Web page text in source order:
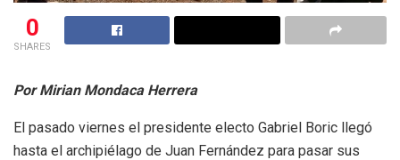
0
SHARES
Por Mirian Mondaca Herrera
El pasado viernes el presidente electo Gabriel Boric llegó
hasta el archipiélago de Juan Fernández para pasar sus